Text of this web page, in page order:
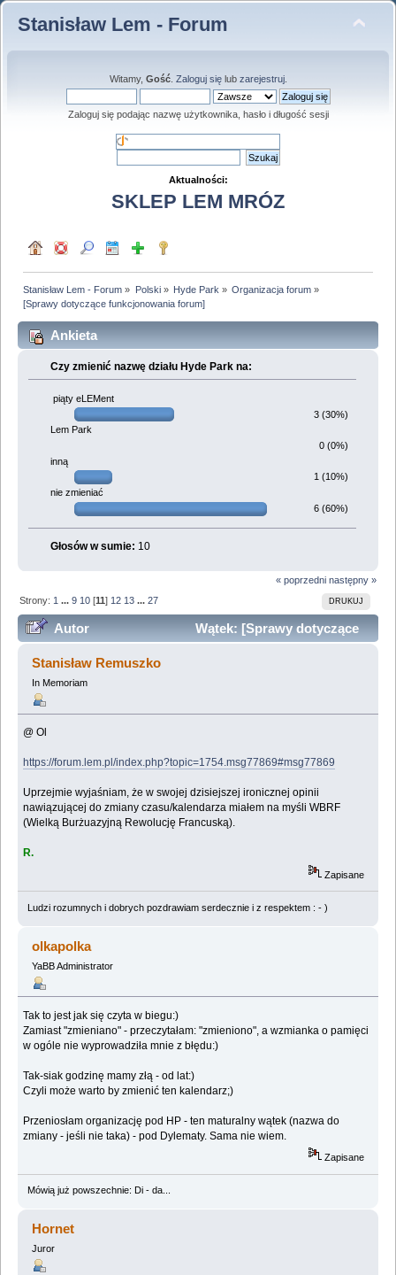
Stanisław Lem - Forum
Witamy, Gość. Zaloguj sięlub zarejestruj.
Zaloguj się podając nazwę użytkownika, hasło i długość sesji
Aktualności:
SKLEP LEM MRÓZ
Stanisław Lem - Forum » Polski» Hyde Park » Organizacja forum »
[Sprawy dotyczące funkcjonowania forum]
Ankieta
Czy zmienić nazwę działu Hyde Park na:
piąty eLEMent
3 (30%)
Lem Park
0 (0%)
inną
1 (10%)
nie zmieniać
6 (60%)
Głosów w sumie: 10
« poprzedni następny »
DRUKUJ
Strony: 1 ...9 10 [11] 12 13 ...27
Autor
Wątek: [Sprawy dotyczące
funkcjonowania forum] (Przeczytany 1010355 razy)
Stanisław Remuszko
In Memoriam
@ Ol
https://forum.lem.pl/index.php?topic=1754.msg77869#msg77869
Uprzejmie wyjaśniam, że w swojej dzisiejszej ironicznej opinii
nawiązującej do zmiany czasu/kalendarza miałem na myśli WBRF
(Wielką Burżuazyjną Rewolucję Francuską).
R.
Zapisane
Ludzi rozumnych i dobrych pozdrawiam serdecznie i z respektem : - )
olkapolka
YaBB Administrator
Tak to jest jak się czyta w biegu:)
Zamiast "zmieniano" - przeczytałam: "zmieniono", a wzmianka o pamięci
w ogóle nie wyprowadziła mnie z błędu:)
Tak-siak godzinę mamy złą - od lat:)
Czyli może warto by zmienić ten kalendarz;)
Przeniosłam organizację pod HP - ten maturalny wątek (nazwa do
zmiany - jeśli nie taka) - pod Dylematy. Sama nie wiem.
Zapisane
Mówią już powszechnie: Di - da...
Hornet
Juror